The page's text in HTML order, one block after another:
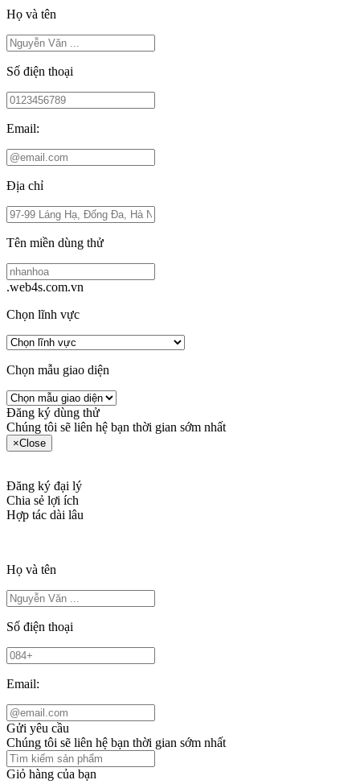
Họ và tên
Số điện thoại
Email:
Địa chỉ
Tên miền dùng thử
.web4s.com.vn
Chọn lĩnh vực
Chọn mẫu giao diện
Đăng ký dùng thử
Chúng tôi sẽ liên hệ bạn thời gian sớm nhất
×Close
Đăng ký đại lý
Chia sẻ lợi ích
Hợp tác dài lâu
Họ và tên
Số điện thoại
Email:
Gửi yêu cầu
Chúng tôi sẽ liên hệ bạn thời gian sớm nhất
Giỏ hàng của bạn